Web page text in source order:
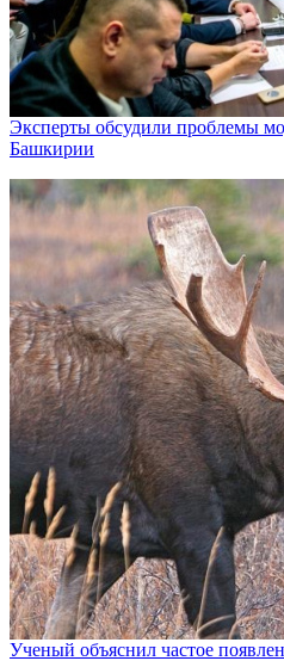
Эксперты обсудили проблемы
Башкирии
Ученый объяснил частое